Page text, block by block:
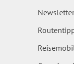
Newsletter